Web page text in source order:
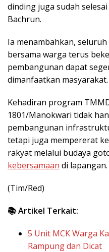
dinding juga sudah
Bachrun.
Ia menambahkan,
bersama warga terus
pembangunan dapat
dimanfaatkan masyarakat.
Kehadiran program
1801/Manokwari tidak
pembangunan
tetapi juga mempererat
rakyat melalui budaya
kebersamaan di lapangan.
(Tim/Red)
📚 Artikel Terkait:
5 Unit MCK Warga
Rampung dan Dicat